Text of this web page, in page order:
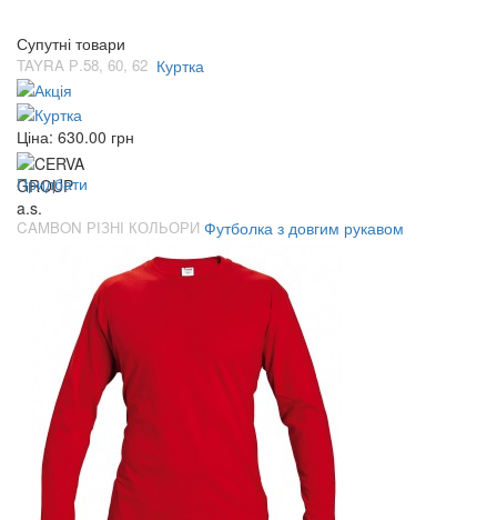
Супутні товари
TAYRA Р.58, 60, 62 Куртка
Ціна: 630.00 грн
Придбати
CAMBON РІЗНІ КОЛЬОРИ Футболка з довгим рукавом